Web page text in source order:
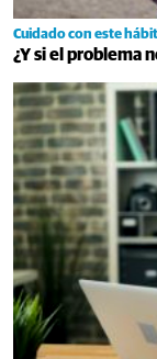
Cuidado con este
¿Y si el problema